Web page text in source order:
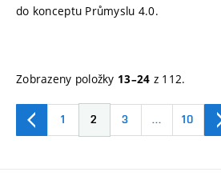
do konceptu Průmyslu 4.0.
Zobrazeny položky 13–24 z 112.
1 2 3 … 10